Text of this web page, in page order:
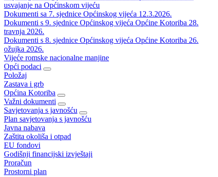
usvajanje na Općinskom vijeću
Dokumenti sa 7. sjednice Općinskog vijeća 12.3.2026.
Dokumenti s 9. sjednice Općinskog vijeća Općine Kotoriba 28.
travnja 2026.
Dokumenti s 8. sjednice Općinskog vijeća Općine Kotoriba 26.
ožujka 2026.
Vijeće romske nacionalne manjine
Opći podaci
Položaj
Zastava i grb
Općina Kotoriba
Važni dokumenti
Savjetovanja s javnošću
Plan savjetovanja s javnošću
Javna nabava
Zaštita okoliša i otpad
EU fondovi
Godišnji financijski izvještaji
Proračun
Prostorni plan